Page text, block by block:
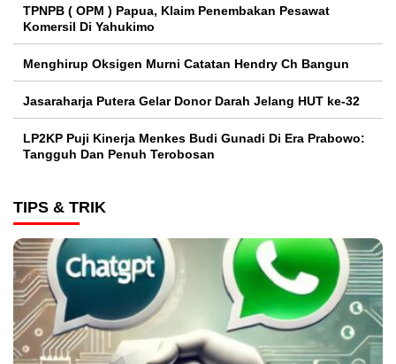
TPNPB ( OPM ) Papua, Klaim Penembakan Pesawat
Komersil Di Yahukimo
Menghirup Oksigen Murni Catatan Hendry Ch Bangun
Jasaraharja Putera Gelar Donor Darah Jelang HUT ke-32
LP2KP Puji Kinerja Menkes Budi Gunadi Di Era Prabowo:
Tangguh Dan Penuh Terobosan‎
TIPS & TRIK